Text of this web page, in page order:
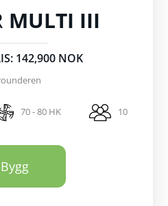
MULTI III
142,900 NOK
70 - 80 HK 10
Bygg